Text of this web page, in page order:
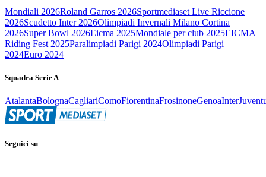
Mondiali 2026Roland Garros 2026Sportmediaset Live Riccione
2026Scudetto Inter 2026Olimpiadi Invernali Milano Cortina
2026Super Bowl 2026Eicma 2025Mondiale per club 2025EICMA
Riding Fest 2025Paralimpiadi Parigi 2024Olimpiadi Parigi
2024Euro 2024
Squadra Serie A
AtalantaBolognaCagliariComoFiorentinaFrosinoneGenoaInter
Seguici su